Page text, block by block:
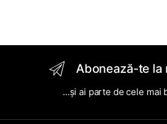
Abonează-te
...și ai parte de cele